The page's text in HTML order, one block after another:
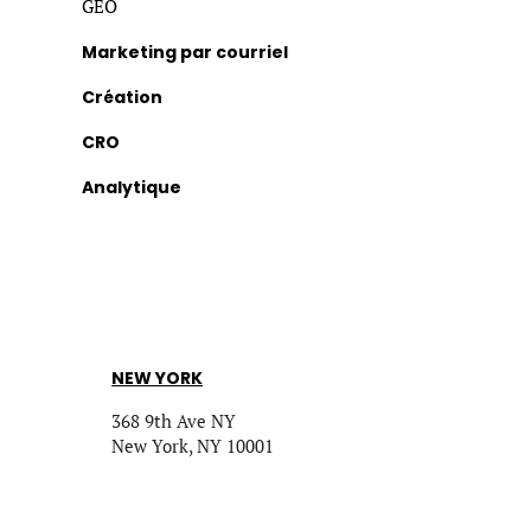
GEO
Marketing par courriel
Création
CRO
Analytique
NEW YORK
368 9th Ave NY
New York, NY 10001